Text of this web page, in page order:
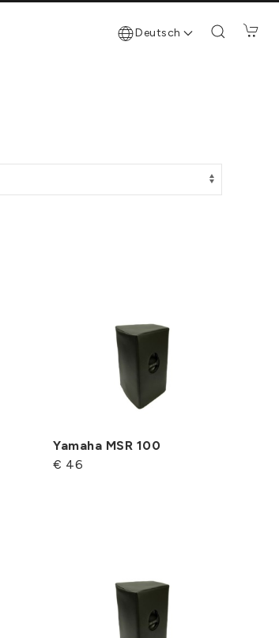
Deutsch
Yamaha MSR 100
€ 46